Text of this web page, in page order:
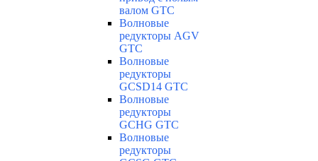
валом GTC
Волновые
редукторы AGV
GTC
Волновые
редукторы
GCSD14 GTC
Волновые
редукторы
GCHG GTC
Волновые
редукторы